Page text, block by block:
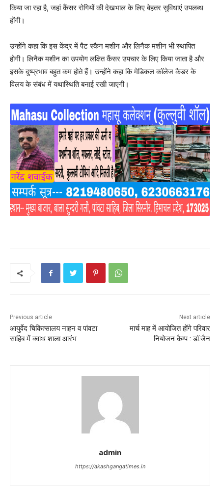
किया जा रहा है, जहां कैंसर रोगियों की देखभाल के लिए बेहतर सुविधाएं उपलब्ध
होंगी।
उन्होंने कहा कि इस केंद्र में पैट स्कैन मशीन और लिनैक मशीन भी स्थापित
होगी। लिनैक मशीन का उपयोग लक्षित कैंसर उपचार के लिए किया जाता है और
इसके दुष्प्रभाव बहुत कम होते हैं। उन्होंने कहा कि मेडिकल कॉलेज कैडर के
विलय के संबंध में यथास्थिति बनाई रखी जाएगी।
Previous article
आयुर्वेद चिकित्सालय नाहन व पांवटा
साहिब में क्वाथ शाला आरंभ
Next article
मार्च माह में आयोजित होंगे परिवार
नियोजन कैम्प : डॉ.जैन
admin
https://akashgangatimes.in